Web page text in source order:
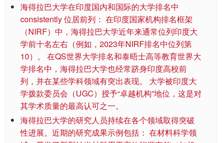
海得拉巴大学在印度国内和国际的大学排名中
consistently 位居前列： 在印度国家机构排名框架
（NIRF）中，海得拉巴大学近年来通常位列印度大
学前十名左右（例如，2023年NIRF排名中位列第
10）。 在QS世界大学排名和泰晤士高等教育世界大
学排名中，海得拉巴大学也经常跻身印度高校前
列，并在某些学科领域有突出表现。 大学被印度大
学拨款委员会（UGC）授予“卓越机构”地位，这是对
其学术质量的最高认可之一。
海得拉巴大学的研究人员持续在各个领域取得突破
性进展。近期的研究成果示例包括： 在材料科学领